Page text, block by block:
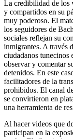
La credibilidad de los
y compartidos en su
muy poderoso. El
los seguidores de
sociales reflejan su
inmigrantes. A través
ciudadanos tunecinos
observar y comentar
detenidos. En este
facilitadores de la
prohibidos. El canal
se convirtieron en
una herramienta de
Al hacer videos que
participan en la